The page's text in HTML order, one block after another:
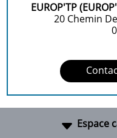
EUROP'TP
20 Chemin
Espace